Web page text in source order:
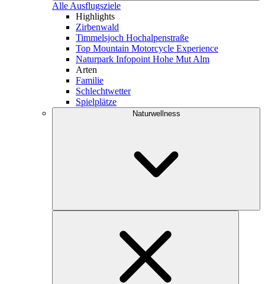
Alle Ausflugsziele
Highlights
Zirbenwald
Timmelsjoch Hochalpenstraße
Top Mountain Motorcycle Experience
Naturpark Infopoint Hohe Mut Alm
Arten
Familie
Schlechtwetter
Spielplätze
Naturwellness